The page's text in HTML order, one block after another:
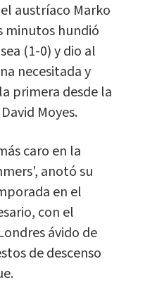
austríaco Marko
minutos hundió
(1-0) y dio al
necesitada y
primera desde la
Moyes.
caro en la
anotó su
en el
con el
ávido de
de descenso